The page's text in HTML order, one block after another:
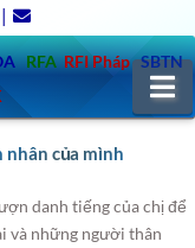
|
RFA RFI Pháp SBTN
nhân của mình
danh tiếng của chị để
và những người thân